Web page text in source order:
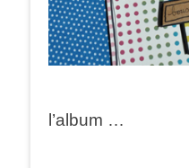
l’album …